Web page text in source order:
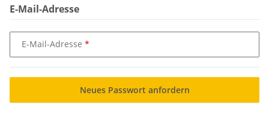
E-Mail-Adresse
E-Mail-Adresse
Neues Passwort anfordern